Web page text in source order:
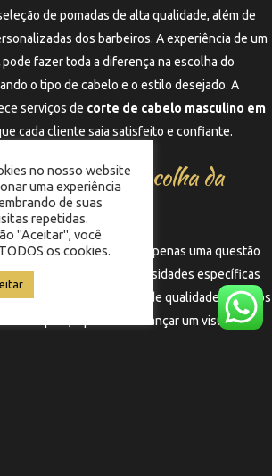
de pomadas de alta qualidade, além de
dos barbeiros. A experiência de um
pode fazer toda a diferença na escolha do
o tipo de cabelo e o estilo desejado. A
serviços de corte de cabelo masculino em
cada cliente saia satisfeito e confiante.
finais sobre a escolha da
para cabelo fino não é apenas uma questão
de entender as necessidades específicas
certa e produtos de qualidade, como os
, é possível alcançar um visual
no nosso website
uma experiência
de suas
repetidas.
"Aceitar", você
os cookies.